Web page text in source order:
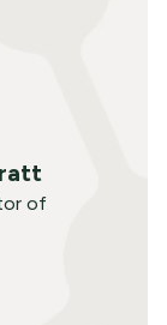
of